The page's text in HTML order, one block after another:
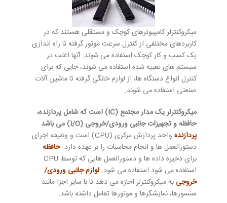
میکروکنترلر کامپیوترهای کوچک و مستقلی هستند که در
کاربردهای مختلفی از کنترل سرعت موتور گرفته تا راه اندازی
یک کسب و کار کوچک استفاده می شوند. آنها اغلب در
سیستم های تعبیه شده استفاده می شوند، جایی که برای
کنترل انواع دستگاه ها، از لوازم خانگی گرفته تا ماشین آلات
صنعتی استفاده می شوند.
میکروکنترلر یک مدار مجتمع (IC) است که شامل پردازنده،
حافظه و تجهیزات جانبی ورودی/خروجی (I/O) می باشد
.
پردازنده
واحد پردازش مرکزی (CPU) است و وظیفه اجرای
دستورالعمل ها و انجام محاسبات را بر عهده دارد. حافظه
برای ذخیره داده ها و دستورالعمل هایی که توسط CPU
استفاده می شود استفاده می شود. لوازم جانبی ورودی/
خروجی به میکروکنترلر اجازه می دهد تا با سایر اجزا مانند
سنسورها، نمایشگرها و موتورها تعامل داشته باشد.